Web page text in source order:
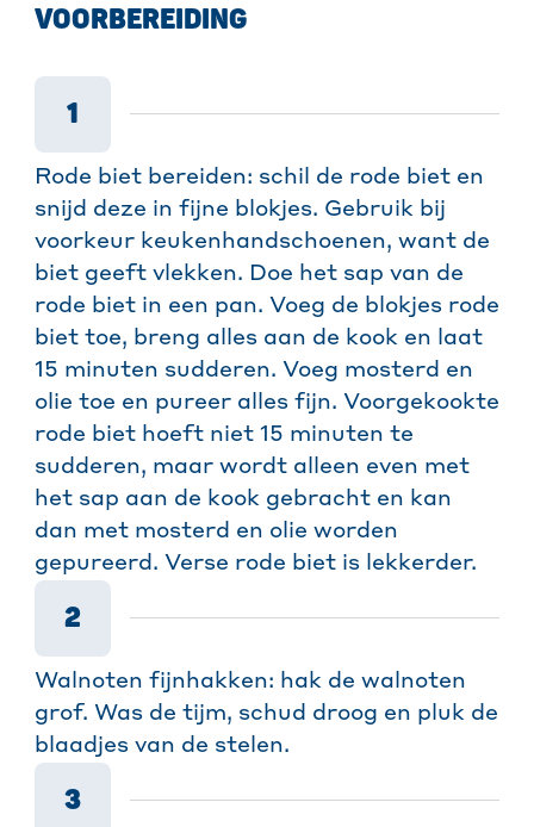
VOORBEREIDING
1
Rode biet bereiden: schil de rode biet en
snijd deze in fijne blokjes. Gebruik bij
voorkeur keukenhandschoenen, want de
biet geeft vlekken. Doe het sap van de
rode biet in een pan. Voeg de blokjes rode
biet toe, breng alles aan de kook en laat
15 minuten sudderen. Voeg mosterd en
olie toe en pureer alles fijn. Voorgekookte
rode biet hoeft niet 15 minuten te
sudderen, maar wordt alleen even met
het sap aan de kook gebracht en kan
dan met mosterd en olie worden
gepureerd. Verse rode biet is lekkerder.
2
Walnoten fijnhakken: hak de walnoten
grof. Was de tijm, schud droog en pluk de
blaadjes van de stelen.
3